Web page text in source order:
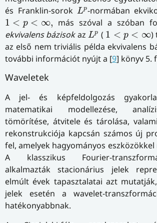
és Franklin-sorokLp
Lp-normában
1 < p < ∞,
1 <p <∞,
más szóval a szóban
ekvivalens bázisokazLp
Lp( 1 < p < ∞
1 <p <∞
)
az első nem triviális példa ekvivalens
további információt nyújt a [9] könyv 5.
Waveletek
A jel- és képfeldolgozás
matematikai modellezése,
tömörítése, átvitele és tárolása,
rekonstrukciója kapcsán számos új
fel, amelyek hagyományos
A klasszikus Fourier-
alkalmazták stacionárius jelek
elmúlt évek tapasztalatai azt
jelek esetén a wavelet-
hatékonyabbnak.